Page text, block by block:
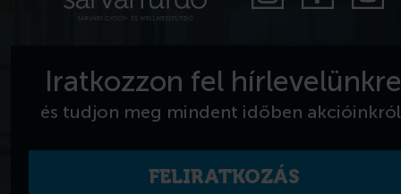
Iratkozzon fel hírlevelünkre
és tudjon meg mindent időben
FELIRATKOZÁS